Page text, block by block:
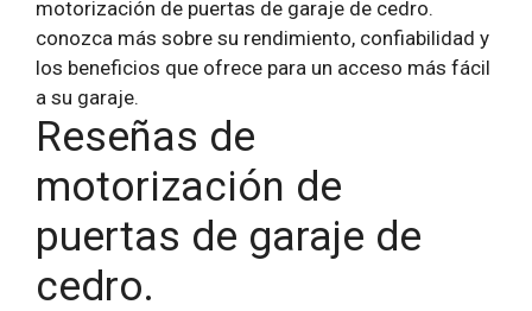
Reseñas de
motorización de
puertas de garaje de
cedro.